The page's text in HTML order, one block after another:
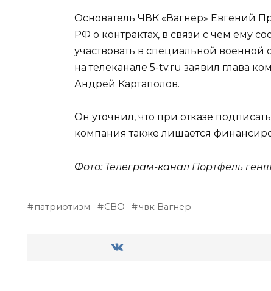
Основатель ЧВК «Вагнер» Евгений
РФ о контрактах, в связи с чем ему
участвовать в специальной
на телеканале 5-tv.ru заявил глава
Андрей Картаполов.
Он уточнил, что при отказе
компания также лишается
Фото: Телеграм-канал Портфель
патриотизм СВО чвк Вагнер